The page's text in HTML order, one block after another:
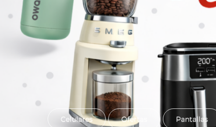
Celulares Ofertas Pantallas